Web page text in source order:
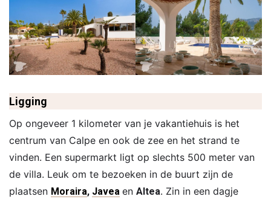
Ligging
Op ongeveer 1 kilometer van je vakantiehuis is het
centrum van Calpe en ook de zee en het strand te
vinden. Een supermarkt ligt op slechts 500 meter van
de villa. Leuk om te bezoeken in de buurt zijn de
plaatsen Moraira, Javea en Altea. Zin in een dagje